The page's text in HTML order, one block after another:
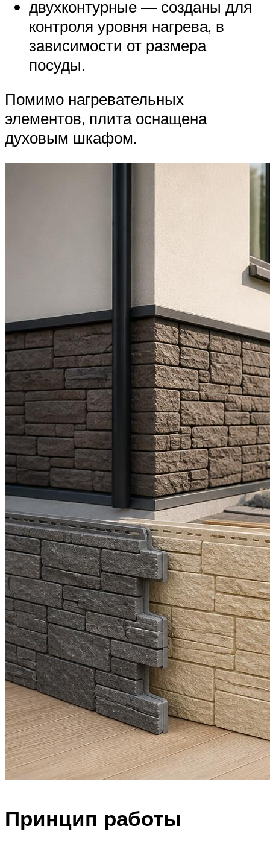
двухконтурные — созданы для
контроля уровня нагрева, в
зависимости от размера
посуды.
Помимо нагревательных
элементов, плита оснащена
духовым шкафом.
Принцип работы